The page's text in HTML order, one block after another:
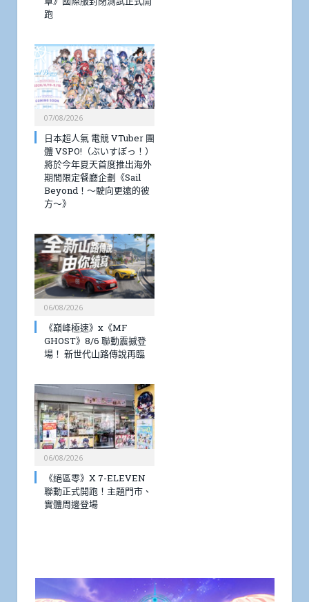
跑
07/08/2026
日本超人氣 電競 VTuber 團
體 VSPO!（ぶいすぽっ！）
將於今年夏天首度推出海外
期間限定餐廳企劃《Sail
Beyond！～駛向更遠的彼
方～》
06/08/2026
《巔峰極速》x《MF
GHOST》8/6 聯動震撼登
場！ 新世代山路傳說再臨
06/08/2026
《絕區零》X 7-ELEVEN
聯動正式開跑！主題門市、
實體周邊登場